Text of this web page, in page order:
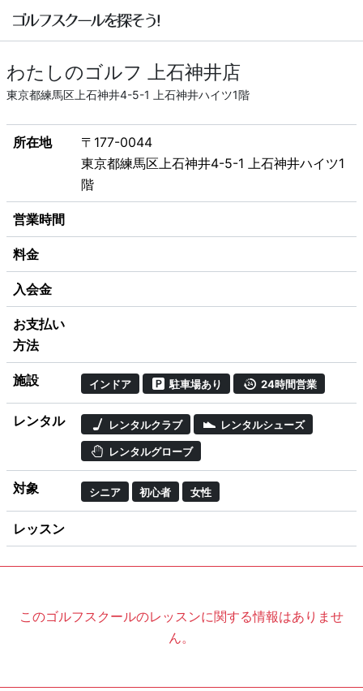
わたしのゴルフ 上石神井店
東京都練馬区上石神井4-5-1 上石神井ハイツ1階
所在地
〒177-0044
東京都練馬区上石神井4-5-1 上石神井ハイツ1
階
営業時間
料金
入会金
お支払い
方法
施設 インドア 駐車場あり 24時間営業
レンタル レンタルクラブ レンタルシューズ
レンタルグローブ
対象 シニア 初心者 女性
レッスン
このゴルフスクールのレッスンに関する情報はありませ
ん。